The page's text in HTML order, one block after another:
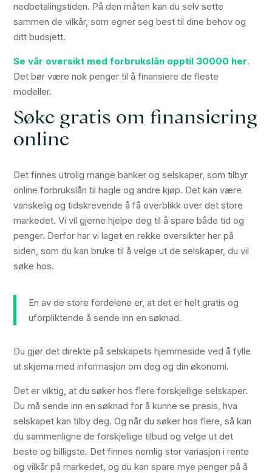
nedbetalingstiden. På den måten kan du selv sette
sammen de vilkår, som egner seg best til dine behov og
ditt budsjett.
Se vår oversikt med forbrukslån opptil 30000 her.
Det bør være nok penger til å finansiere de fleste
modeller.
Søke gratis om finansiering
online
Det finnes utrolig mange banker og selskaper, som tilbyr
online forbrukslån til hagle og andre kjøp. Det kan være
vanskelig og tidskrevende å få overblikk over det store
markedet. Vi vil gjerne hjelpe deg til å spare både tid og
penger. Derfor har vi laget en rekke oversikter her på
siden, som du kan bruke til å velge ut de selskaper, du vil
søke hos.
En av de store fordelene er, at det er helt gratis og
uforpliktende å sende inn en søknad.
Du gjør det direkte på selskapets hjemmeside ved å fylle
ut skjema med informasjon om deg og din økonomi.
Det er viktig, at du søker hos flere forskjellige selskaper.
Du må sende inn en søknad for å kunne se presis, hva
selskapet kan tilby deg. Og når du søker hos flere, så kan
du sammenligne de forskjellige tilbud og velge ut det
beste og billigste. Det finnes nemlig stor variasjon i rente
og vilkår på markedet, og du kan spare mye penger på å